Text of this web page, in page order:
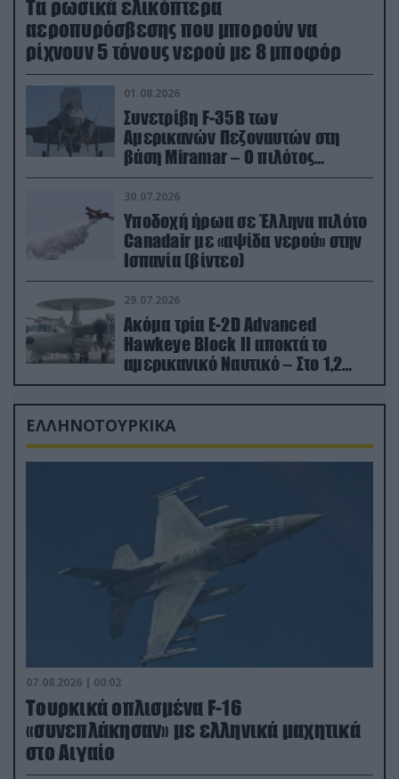
Τα ρωσικά ελικόπτερα
αεροπυρόσβεσης που μπορούν να
ρίχνουν 5 τόνους νερού με 8 μποφόρ
01.08.2026
Συνετρίβη F-35B των
Αμερικανών Πεζοναυτών στη
βάση Miramar – Ο πιλότος
εκτινάχθηκε εγκαίρως
30.07.2026
Υποδοχή ήρωα σε Έλληνα πιλότο
Canadair με «αψίδα νερού» στην
Ισπανία (βίντεο)
29.07.2026
Ακόμα τρία E-2D Advanced
Hawkeye Block II αποκτά το
αμερικανικό Ναυτικό – Στο 1,2
δισ.δολάρια το κόστος
ΕΛΛΗΝΟΤΟΥΡΚΙΚΑ
07.08.2026 | 00:02
Τουρκικά οπλισμένα F-16
«συνεπλάκησαν» με ελληνικά μαχητικά
στο Αιγαίο